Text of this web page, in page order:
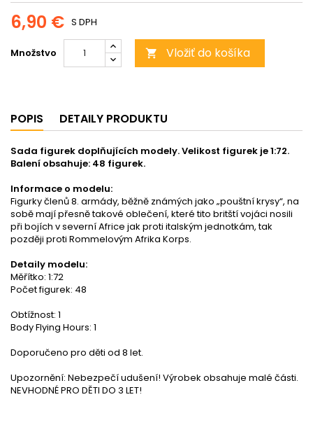
6,90 € S DPH
Množstvo  Vložiť do košíka
POPIS DETAILY PRODUKTU
Sada figurek doplňujících modely. Velikost figurek je 1:72.
Balení obsahuje: 48 figurek.
Informace o modelu:
Figurky členů 8. armády, běžně známých jako „pouštní krysy“, na
sobě mají přesně takové oblečení, které tito britští vojáci nosili
při bojích v severní Africe jak proti italským jednotkám, tak
později proti Rommelovým Afrika Korps.
Detaily modelu:
Měřítko: 1:72
Počet figurek: 48
Obtížnost: 1
Body Flying Hours: 1
Doporučeno pro děti od 8 let.
Upozornění: Nebezpečí udušení! Výrobek obsahuje malé části.
NEVHODNÉ PRO DĚTI DO 3 LET!